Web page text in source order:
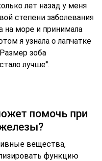
лет назад у меня
степени заболевания
на море и принимала
я узнала о лапчатке
зоба
лучше".
помочь при
вещества,
функцию